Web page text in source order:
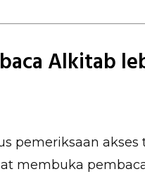
Alkitab
pemeriksaan
membuka